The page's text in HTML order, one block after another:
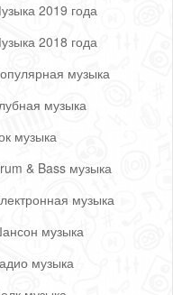
2019 года
2018 года
музыка
музыка
музыка
& Bass музыка
музыка
музыка
музыка